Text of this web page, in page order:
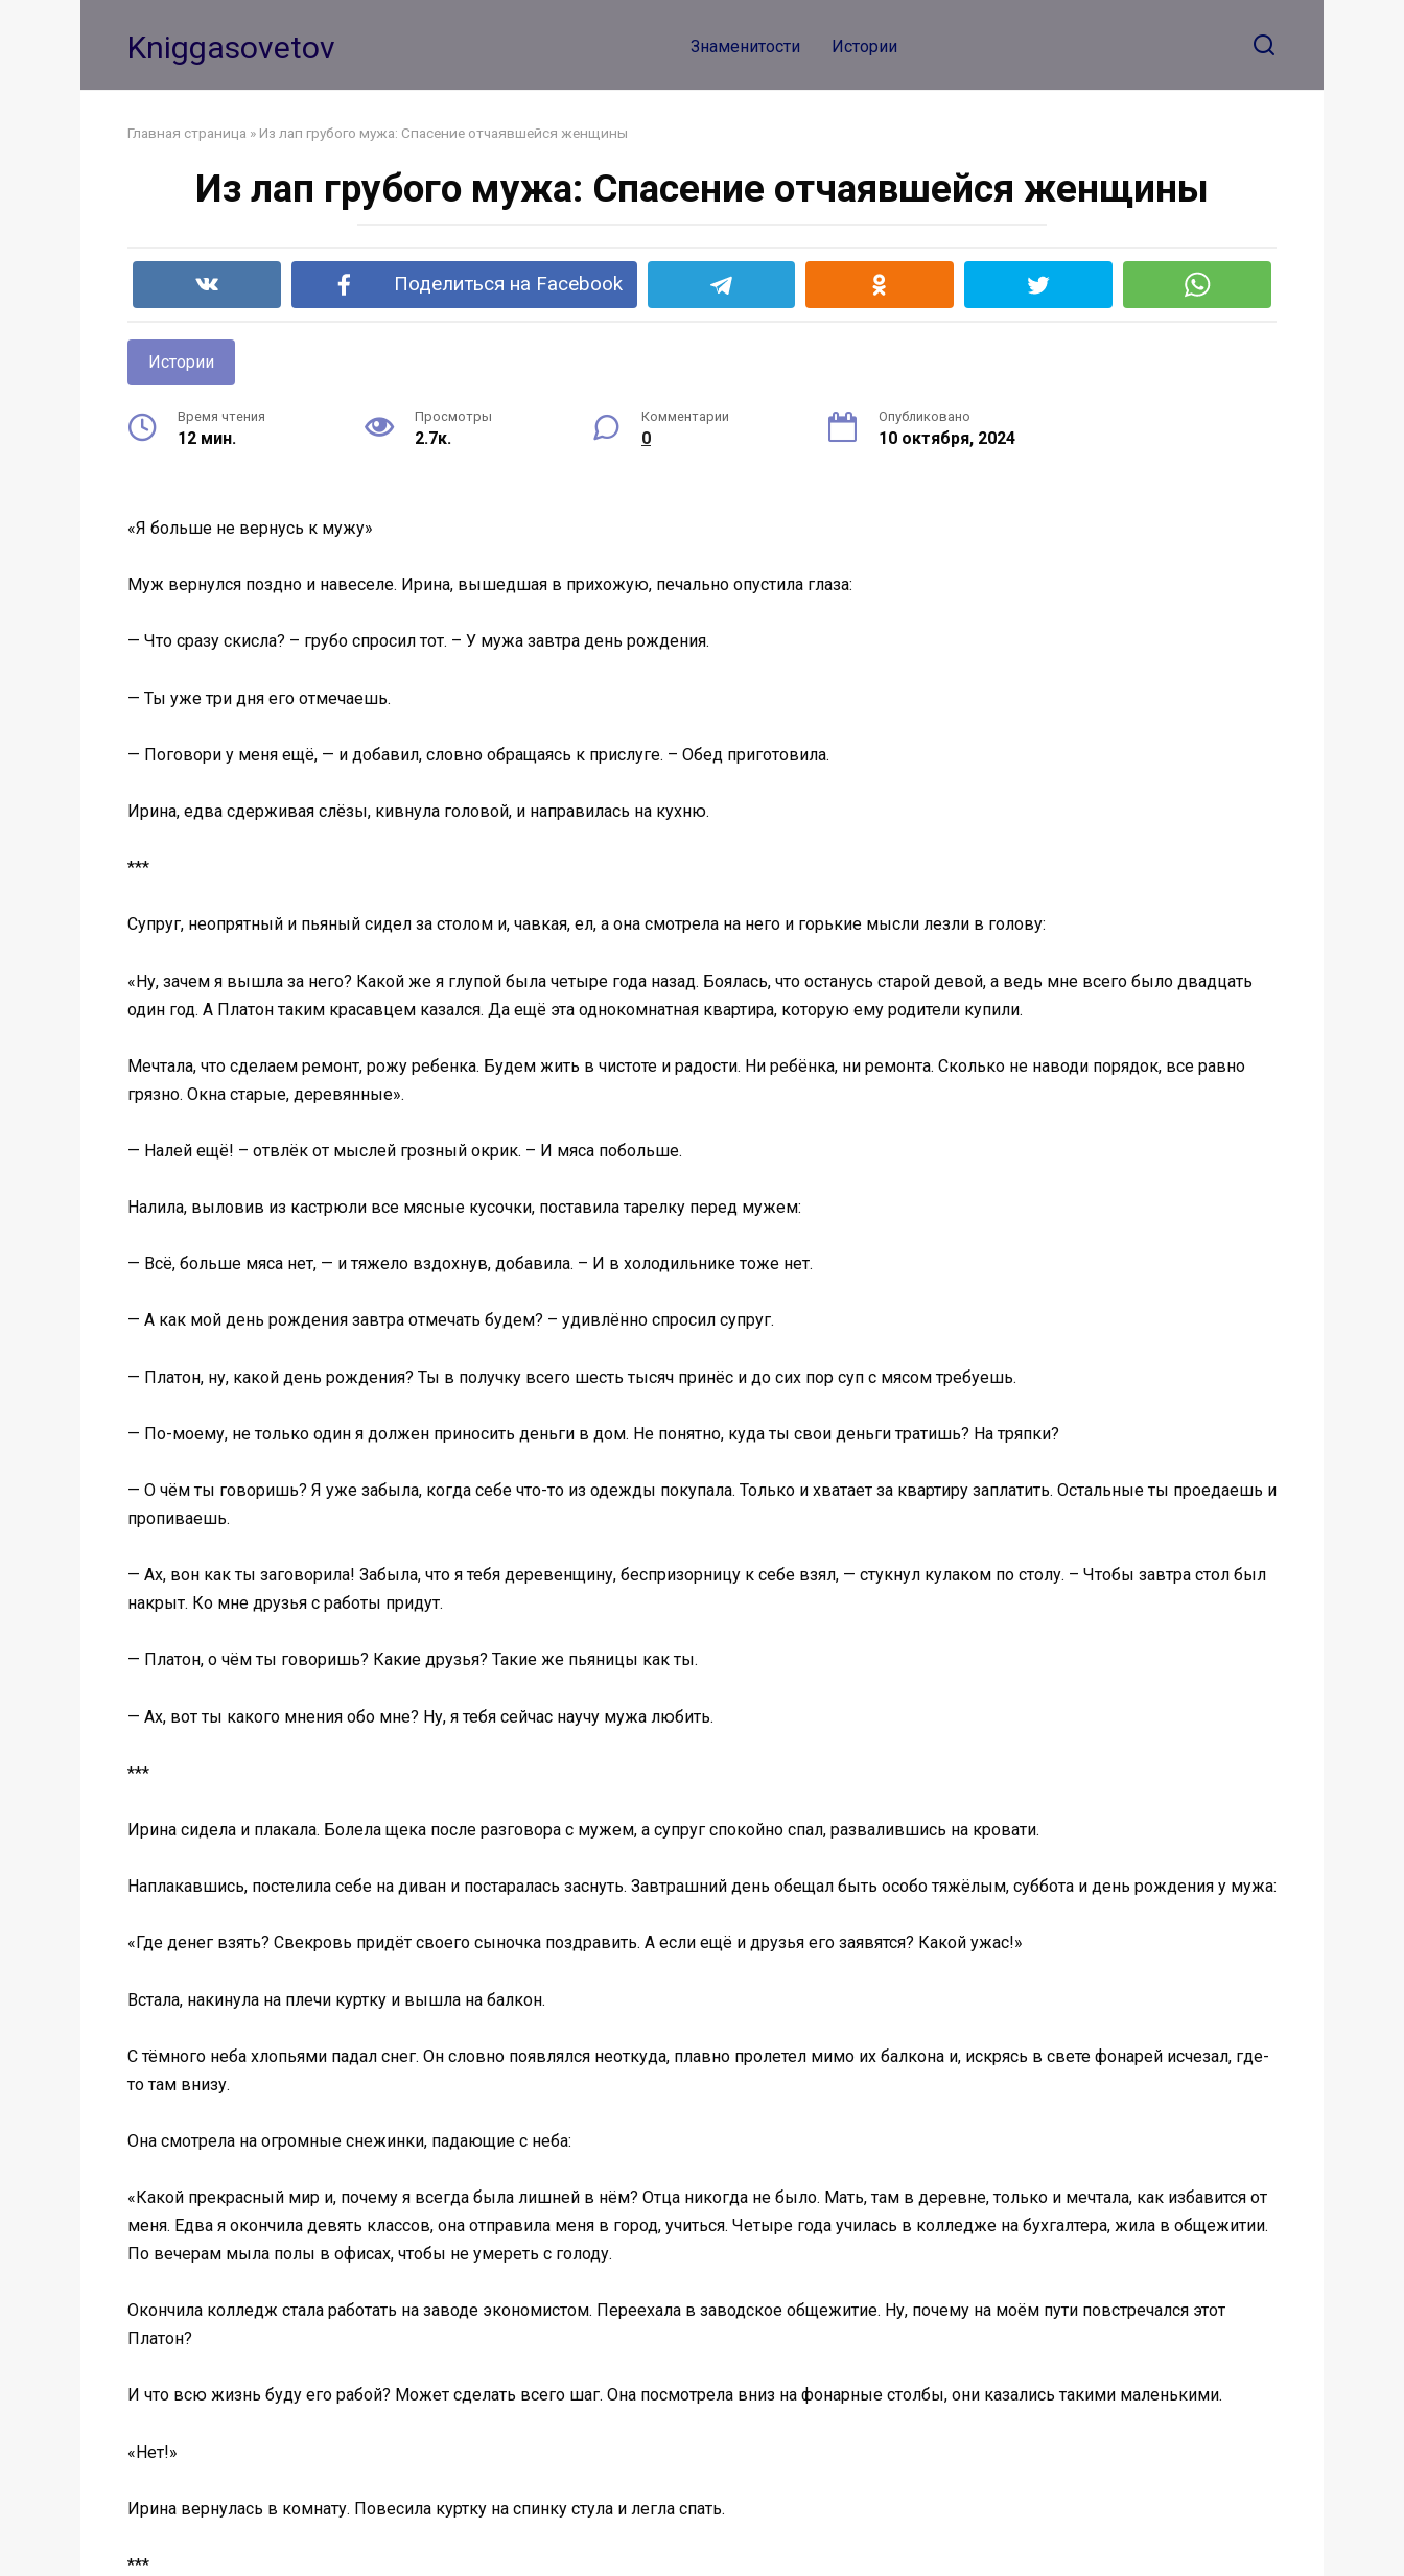
Kniggasovetov Знаменитости Истории
Главная страница » Из лап грубого мужа: Спасение отчаявшейся женщины
Из лап грубого мужа: Спасение отчаявшейся женщины
Поделиться на Facebook
Истории
Время чтения
12 мин.
Просмотры
2.7к.
Комментарии
0
Опубликовано
10 октября, 2024
«Я больше не вернусь к мужу»
Муж вернулся поздно и навеселе. Ирина, вышедшая в прихожую, печально опустила глаза:
— Что сразу скисла? – грубо спросил тот. – У мужа завтра день рождения.
— Ты уже три дня его отмечаешь.
— Поговори у меня ещё, — и добавил, словно обращаясь к прислуге. – Обед приготовила.
Ирина, едва сдерживая слёзы, кивнула головой, и направилась на кухню.
***
Супруг, неопрятный и пьяный сидел за столом и, чавкая, ел, а она смотрела на него и горькие мысли лезли в голову:
«Ну, зачем я вышла за него? Какой же я глупой была четыре года назад. Боялась, что останусь старой девой, а ведь мне всего было двадцать
один год. А Платон таким красавцем казался. Да ещё эта однокомнатная квартира, которую ему родители купили.
Мечтала, что сделаем ремонт, рожу ребенка. Будем жить в чистоте и радости. Ни ребёнка, ни ремонта. Сколько не наводи порядок, все равно
грязно. Окна старые, деревянные».
— Налей ещё! – отвлёк от мыслей грозный окрик. – И мяса побольше.
Налила, выловив из кастрюли все мясные кусочки, поставила тарелку перед мужем:
— Всё, больше мяса нет, — и тяжело вздохнув, добавила. – И в холодильнике тоже нет.
— А как мой день рождения завтра отмечать будем? – удивлённо спросил супруг.
— Платон, ну, какой день рождения? Ты в получку всего шесть тысяч принёс и до сих пор суп с мясом требуешь.
— По-моему, не только один я должен приносить деньги в дом. Не понятно, куда ты свои деньги тратишь? На тряпки?
— О чём ты говоришь? Я уже забыла, когда себе что-то из одежды покупала. Только и хватает за квартиру заплатить. Остальные ты проедаешь и
пропиваешь.
— Ах, вон как ты заговорила! Забыла, что я тебя деревенщину, беспризорницу к себе взял, — стукнул кулаком по столу. – Чтобы завтра стол был
накрыт. Ко мне друзья с работы придут.
— Платон, о чём ты говоришь? Какие друзья? Такие же пьяницы как ты.
— Ах, вот ты какого мнения обо мне? Ну, я тебя сейчас научу мужа любить.
***
Ирина сидела и плакала. Болела щека после разговора с мужем, а супруг спокойно спал, развалившись на кровати.
Наплакавшись, постелила себе на диван и постаралась заснуть. Завтрашний день обещал быть особо тяжёлым, суббота и день рождения у мужа:
«Где денег взять? Свекровь придёт своего сыночка поздравить. А если ещё и друзья его заявятся? Какой ужас!»
Встала, накинула на плечи куртку и вышла на балкон.
С тёмного неба хлопьями падал снег. Он словно появлялся неоткуда, плавно пролетел мимо их балкона и, искрясь в свете фонарей исчезал, где-
то там внизу.
Она смотрела на огромные снежинки, падающие с неба:
«Какой прекрасный мир и, почему я всегда была лишней в нём? Отца никогда не было. Мать, там в деревне, только и мечтала, как избавится от
меня. Едва я окончила девять классов, она отправила меня в город, учиться. Четыре года училась в колледже на бухгалтера, жила в общежитии.
По вечерам мыла полы в офисах, чтобы не умереть с голоду.
Окончила колледж стала работать на заводе экономистом. Переехала в заводское общежитие. Ну, почему на моём пути повстречался этот
Платон?
И что всю жизнь буду его рабой? Может сделать всего шаг. Она посмотрела вниз на фонарные столбы, они казались такими маленькими.
«Нет!»
Ирина вернулась в комнату. Повесила куртку на спинку стула и легла спать.
***